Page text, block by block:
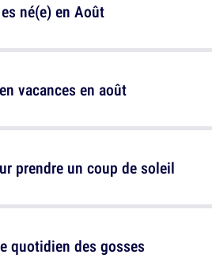
né(e) en Août
prendre un coup de soleil
vacances en août
quotidien des gosses